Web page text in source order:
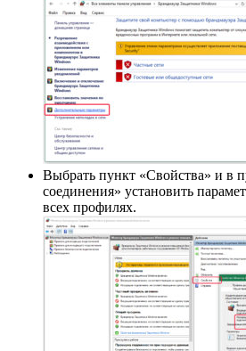
Выбрать пункт «Свойства» и в
соединения» установить
всех профилях.